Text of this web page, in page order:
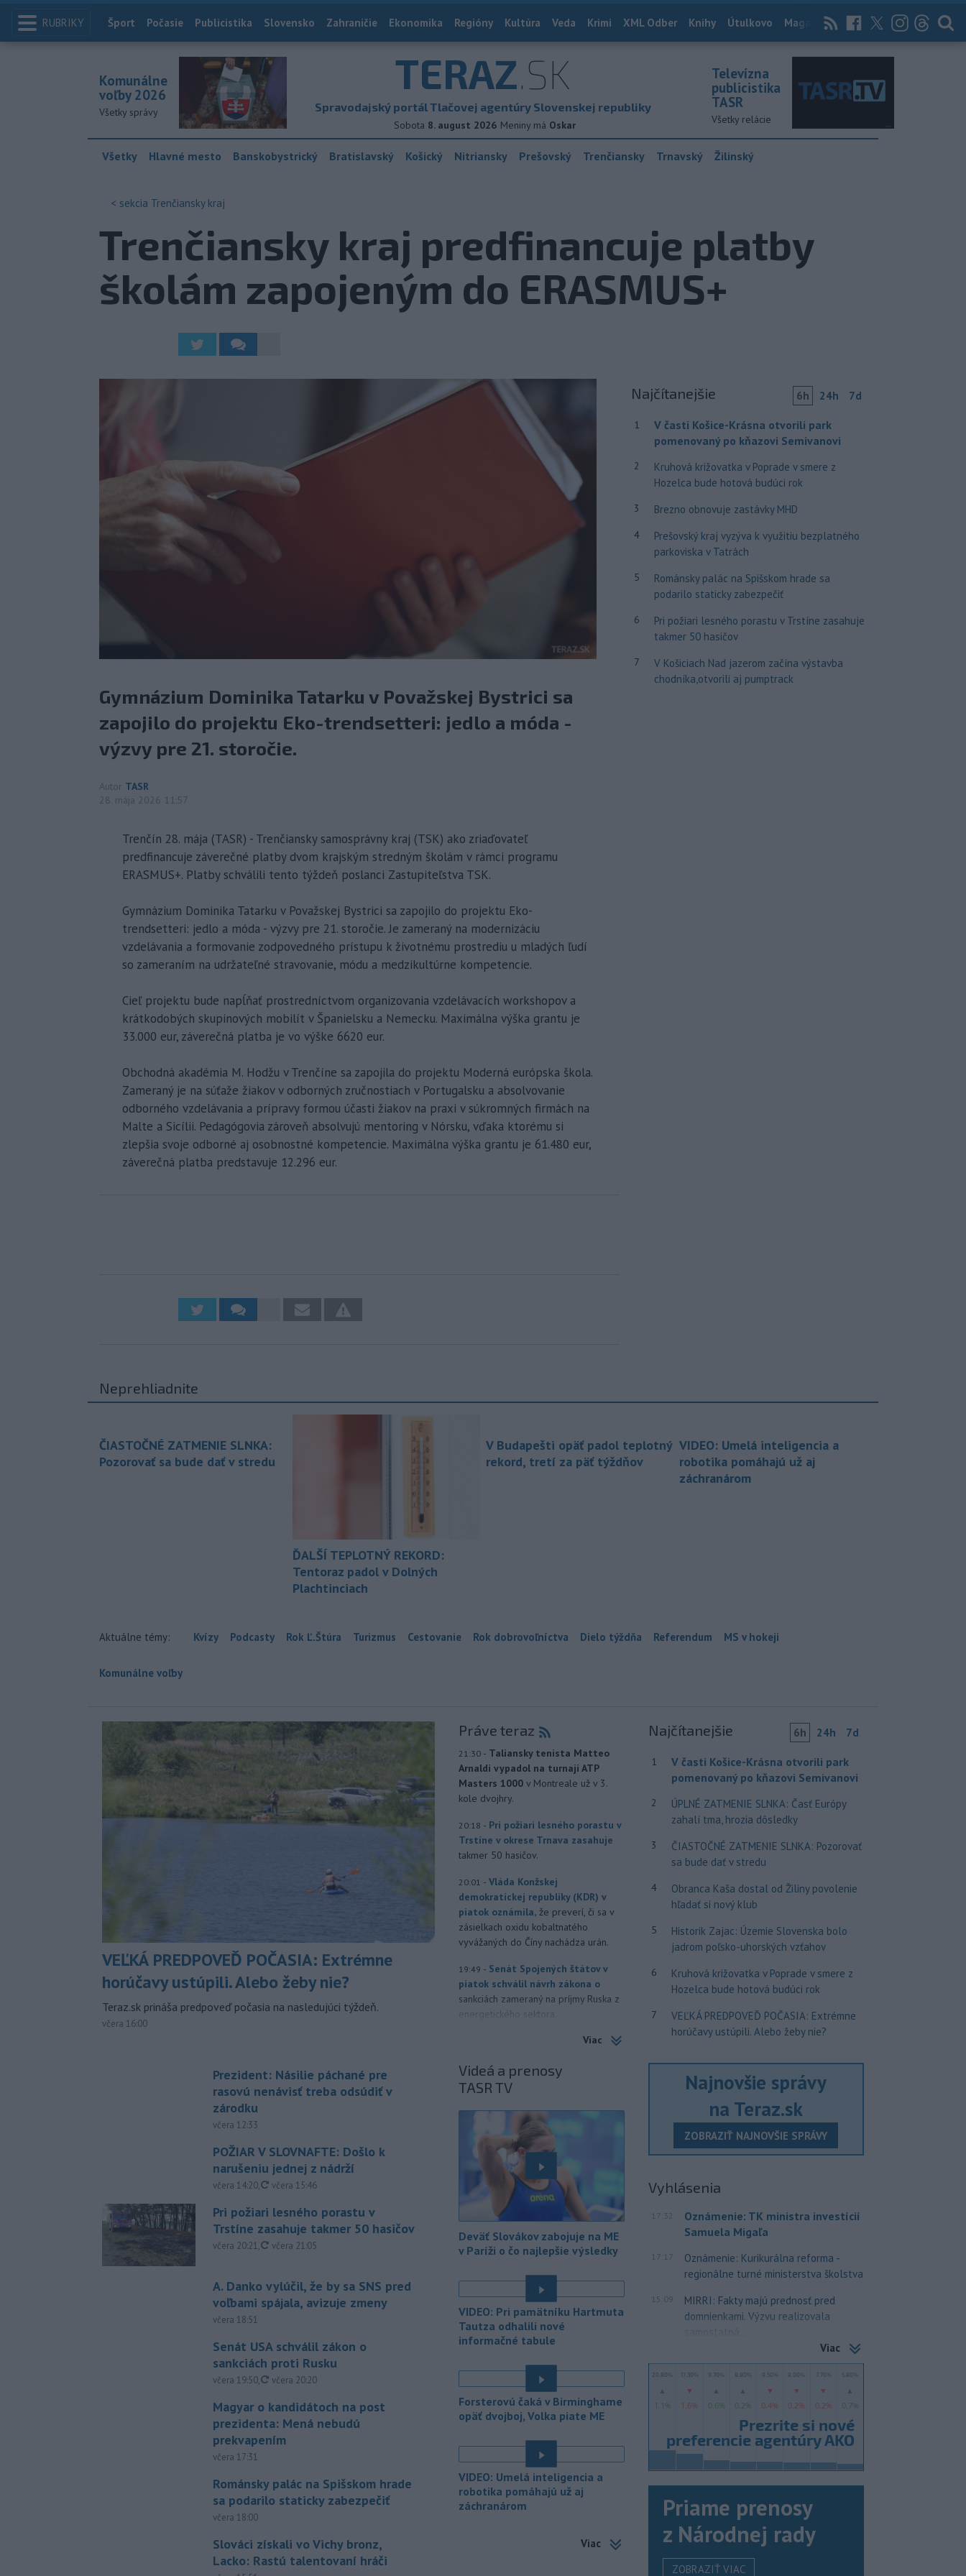
RUBRIKY Index
Šport Počasie Publicistika Slovensko Zahraničie Ekonomika Regióny Kultúra Veda Krimi XML Odber Knihy Útulkovo Magazín News Now Archív
TERAZ.SK
Spravodajský portál Tlačovej agentúry Slovenskej republiky
Sobota 8. august 2026 Meniny má Oskar
Komunálne
voľby 2026
Všetky správy
Televízna
publicistika
TASR
Všetky relácie
Všetky Hlavné mesto Banskobystrický Bratislavský Košický Nitriansky Prešovský Trenčiansky Trnavský Žilinský
< sekcia Trenčiansky kraj
Trenčiansky kraj predfinancuje platby
školám zapojeným do ERASMUS+
Gymnázium Dominika Tatarku v Považskej Bystrici sa
zapojilo do projektu Eko-trendsetteri: jedlo a móda -
výzvy pre 21. storočie.
Autor TASR
28. mája 2026 11:57
Trenčín 28. mája (TASR) - Trenčiansky samosprávny kraj (TSK) ako zriaďovateľ
predfinancuje záverečné platby dvom krajským stredným školám v rámci programu
ERASMUS+. Platby schválili tento týždeň poslanci Zastupiteľstva TSK.
Gymnázium Dominika Tatarku v Považskej Bystrici sa zapojilo do projektu Eko-
trendsetteri: jedlo a móda - výzvy pre 21. storočie. Je zameraný na modernizáciu
vzdelávania a formovanie zodpovedného prístupu k životnému prostrediu u mladých ľudí
so zameraním na udržateľné stravovanie, módu a medzikultúrne kompetencie.
Cieľ projektu bude napĺňať prostredníctvom organizovania vzdelávacích workshopov a
krátkodobých skupinových mobilít v Španielsku a Nemecku. Maximálna výška grantu je
33.000 eur, záverečná platba je vo výške 6620 eur.
Obchodná akadémia M. Hodžu v Trenčíne sa zapojila do projektu Moderná európska škola.
Zameraný je na súťaže žiakov v odborných zručnostiach v Portugalsku a absolvovanie
odborného vzdelávania a prípravy formou účasti žiakov na praxi v súkromných firmách na
Malte a Sicílii. Pedagógovia zároveň absolvujú mentoring v Nórsku, vďaka ktorému si
zlepšia svoje odborné aj osobnostné kompetencie. Maximálna výška grantu je 61.480 eur,
záverečná platba predstavuje 12.296 eur.
Najčítanejšie 6h 24h 7d
1
V časti Košice-Krásna otvorili park
pomenovaný po kňazovi Semivanovi
2
Kruhová križovatka v Poprade v smere z
Hozelca bude hotová budúci rok
3 Brezno obnovuje zastávky MHD
4
Prešovský kraj vyzýva k využitiu bezplatného
parkoviska v Tatrách
5
Románsky palác na Spišskom hrade sa
podarilo staticky zabezpečiť
6
Pri požiari lesného porastu v Trstíne zasahuje
takmer 50 hasičov
7
V Košiciach Nad jazerom začína výstavba
chodníka,otvorili aj pumptrack
Neprehliadnite
ČIASTOČNÉ ZATMENIE SLNKA:
Pozorovať sa bude dať v stredu
ĎALŠÍ TEPLOTNÝ REKORD:
Tentoraz padol v Dolných
Plachtinciach
V Budapešti opäť padol teplotný
rekord, tretí za päť týždňov
VIDEO: Umelá inteligencia a
robotika pomáhajú už aj
záchranárom
Aktuálne témy: Kvízy Podcasty Rok Ľ.Štúra Turizmus Cestovanie Rok dobrovoľníctva Dielo týždňa Referendum MS v hokeji
Komunálne voľby
VEĽKÁ PREDPOVEĎ POČASIA: Extrémne
horúčavy ustúpili. Alebo žeby nie?
Teraz.sk prináša predpoveď počasia na nasledujúci týždeň.
včera 16:00
Prezident: Násilie páchané pre
rasovú nenávisť treba odsúdiť v
zárodku
včera 12:33
POŽIAR V SLOVNAFTE: Došlo k
narušeniu jednej z nádrží
včera 14:20, aktualizované
včera 15:46
Pri požiari lesného porastu v
Trstíne zasahuje takmer 50 hasičov
včera 20:21, aktualizované
včera 21:05
A. Danko vylúčil, že by sa SNS pred
voľbami spájala, avizuje zmeny
včera 18:51
Senát USA schválil zákon o
sankciách proti Rusku
včera 19:50, aktualizované
včera 20:20
Magyar o kandidátoch na post
prezidenta: Mená nebudú
prekvapením
včera 17:31
Románsky palác na Spišskom hrade
sa podarilo staticky zabezpečiť
včera 18:00
Slováci získali vo Vichy bronz,
Lacko: Rastú talentovaní hráči
Práve teraz
21:30 - Taliansky tenista Matteo
Arnaldi vypadol na turnaji ATP
Masters 1000 v Montreale už v 3.
kole dvojhry.
20:18 - Pri požiari lesného porastu v
Trstíne v okrese Trnava zasahuje
takmer 50 hasičov.
20:01 - Vláda Konžskej
demokratickej republiky (KDR) v
piatok oznámila, že preverí, či sa v
zásielkach oxidu kobaltnatého
vyvážaných do Číny nachádza urán.
19:49 - Senát Spojených štátov v
piatok schválil návrh zákona o
sankciách zameraný na príjmy Ruska z
energetického sektora.
Slovenská polícia prispela k
ktorý sa podarilo ukončiť
právoplatným odsúdením páchateľa v
Piatkový požiar v
bratislavskej rafinérii Slovnaft je
pod kontrolou.
bude predmetom vyšetrovania. Pre
TASR to potvrdil hovorca rafinérie
Anton Molnár.
- Ministerstvo kultúry (MK) SR
upraví verziu opatrenia o
podrobnostiach poskytovania dotácií v
pôsobnosti rezortu.
- V bratislavskej rafinérii
Slovnaft horí uskladnený ropný
produkt.TASR o tom informovala
rafinéria s tým, že obyvateľom nehrozí
nebezpečenstvo.
13:50 - Jedným zo zdravotných rizík
na festivale môže byť vyššia
úroveň hluku. Je preto dobré držať sa
chrániče sluchu či dodržiavať
prestávky.
12:49 - Podporu kandidatúre
Slovenskej republiky na nestále
na roky 2028 až 2029 písomne
Viac
Videá a prenosy
TASR TV
Deväť Slovákov zabojuje na ME
v Paríži o čo najlepšie výsledky
VIDEO: Pri pamätníku Hartmuta
Tautza odhalili nové
informačné tabule
Forsterovú čaká v Birminghame
opäť dvojboj, Volka piate ME
VIDEO: Umelá inteligencia a
robotika pomáhajú už aj
záchranárom
Viac
Najčítanejšie 6h 24h 7d
1
V časti Košice-Krásna otvorili park
pomenovaný po kňazovi Semivanovi
2
ÚPLNÉ ZATMENIE SLNKA: Časť Európy
zahalí tma, hrozia dôsledky
3
ČIASTOČNÉ ZATMENIE SLNKA: Pozorovať
sa bude dať v stredu
4
Obranca Kaša dostal od Žiliny povolenie
hľadať si nový klub
5
Historik Zajac: Územie Slovenska bolo
jadrom poľsko-uhorských vzťahov
6
Kruhová križovatka v Poprade v smere z
Hozelca bude hotová budúci rok
7
VEĽKÁ PREDPOVEĎ POČASIA: Extrémne
horúčavy ustúpili. Alebo žeby nie?
Najnovšie správy
na Teraz.sk
ZOBRAZIŤ NAJNOVŠIE SPRÁVY
Vyhlásenia
17:32
Oznámenie: TK ministra investícií
Samuela Migaľa
17:17
Oznámenie: Kurikurálna reforma -
regionálne turné ministerstva školstva
15:09
MIRRI: Fakty majú prednosť pred
domnienkami. Výzvu realizovala
samostatná...
Viac
Priame prenosy
z Národnej rady
ZOBRAZIŤ VIAC